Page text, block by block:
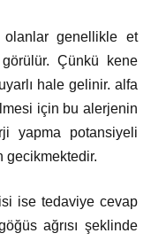
olanlar genellikle et
Çünkü kene
hale gelinir. alfa
için bu alerjenin
yapma potansiyeli
gecikmektedir.
ise tedaviye cevap
ağrısı şeklinde